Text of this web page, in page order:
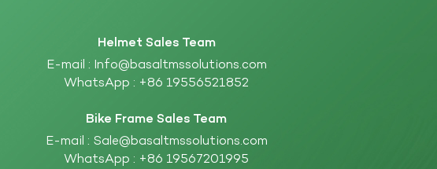
Helmet Sales Team
E-mail : Info@basaltmssolutions.com
WhatsApp : +86 19556521852
Bike Frame Sales Team
E-mail : Sale@basaltmssolutions.com
WhatsApp : +86 19567201995